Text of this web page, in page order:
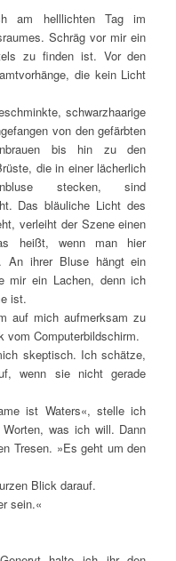
am helllichten Tag im
Schräg vor mir ein
zu finden ist. Vor den
die kein Licht
schwarzhaarige
von den gefärbten
bis hin zu den
die in einer lächerlich
stecken, sind
Das bläuliche Licht des
verleiht der Szene einen
heißt, wenn man hier
An ihrer Bluse hängt ein
mir ein Lachen, denn ich
ist.
auf mich aufmerksam zu
vom Computerbildschirm.
skeptisch. Ich schätze,
wenn sie nicht gerade
ist Waters«, stelle ich
was ich will. Dann
Tresen. »Es geht um den
Blick darauf.
sein.«